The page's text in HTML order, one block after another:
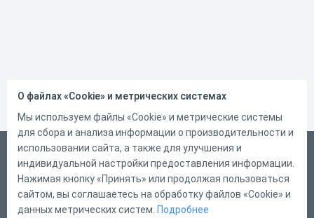
Русский
Справка
Форма обратной связи
О файлах «Cookie» и метрических системах
Мы используем файлы «Cookie» и метрические системы
для сбора и анализа информации о производительности и
использовании сайта, а также для улучшения и
индивидуальной настройки предоставления информации.
Нажимая кнопку «Принять» или продолжая пользоваться
сайтом, вы соглашаетесь на обработку файлов «Cookie» и
данных метрических систем. Подробнее